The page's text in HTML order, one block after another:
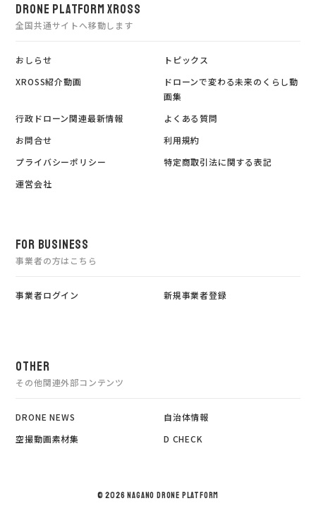
DRONE PLATFORM XROSS
全国共通サイトへ移動します
おしらせ
トピックス
XROSS紹介動画
ドローンで変わる未来のくらし動
画集
行政ドローン関連最新情報
よくある質問
お問合せ
利用規約
プライバシーポリシー
特定商取引法に関する表記
運営会社
FOR BUSINESS
事業者の方はこちら
事業者ログイン 新規事業者登録
OTHER
その他関連外部コンテンツ
DRONE NEWS
自治体情報
空撮動画素材集
D CHECK
©2026 NAGANO DRONE PLATFORM